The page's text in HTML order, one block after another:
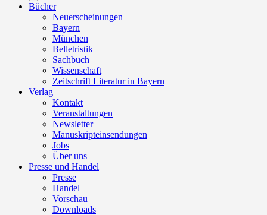
Bücher
Neuerscheinungen
Bayern
München
Belletristik
Sachbuch
Wissenschaft
Zeitschrift Literatur in Bayern
Verlag
Kontakt
Veranstaltungen
Newsletter
Manuskripteinsendungen
Jobs
Über uns
Presse und Handel
Presse
Handel
Vorschau
Downloads